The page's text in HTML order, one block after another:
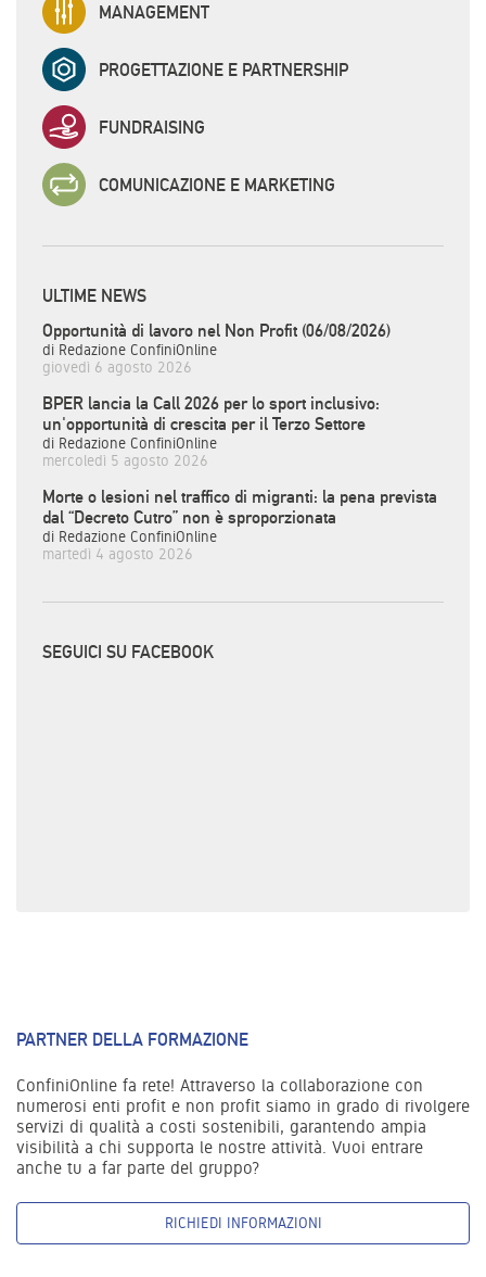
MANAGEMENT
PROGETTAZIONE E PARTNERSHIP
FUNDRAISING
COMUNICAZIONE E MARKETING
ULTIME NEWS
Opportunità di lavoro nel Non Profit (06/08/2026)
di Redazione ConfiniOnline
giovedì 6 agosto 2026
BPER lancia la Call 2026 per lo sport inclusivo:
un'opportunità di crescita per il Terzo Settore
di Redazione ConfiniOnline
mercoledì 5 agosto 2026
Morte o lesioni nel traffico di migranti: la pena prevista
dal “Decreto Cutro” non è sproporzionata
di Redazione ConfiniOnline
martedì 4 agosto 2026
SEGUICI SU FACEBOOK
PARTNER DELLA FORMAZIONE
ConfiniOnline fa rete! Attraverso la collaborazione con
numerosi enti profit e non profit siamo in grado di rivolgere
servizi di qualità a costi sostenibili, garantendo ampia
visibilità a chi supporta le nostre attività. Vuoi entrare
anche tu a far parte del gruppo?
RICHIEDI INFORMAZIONI